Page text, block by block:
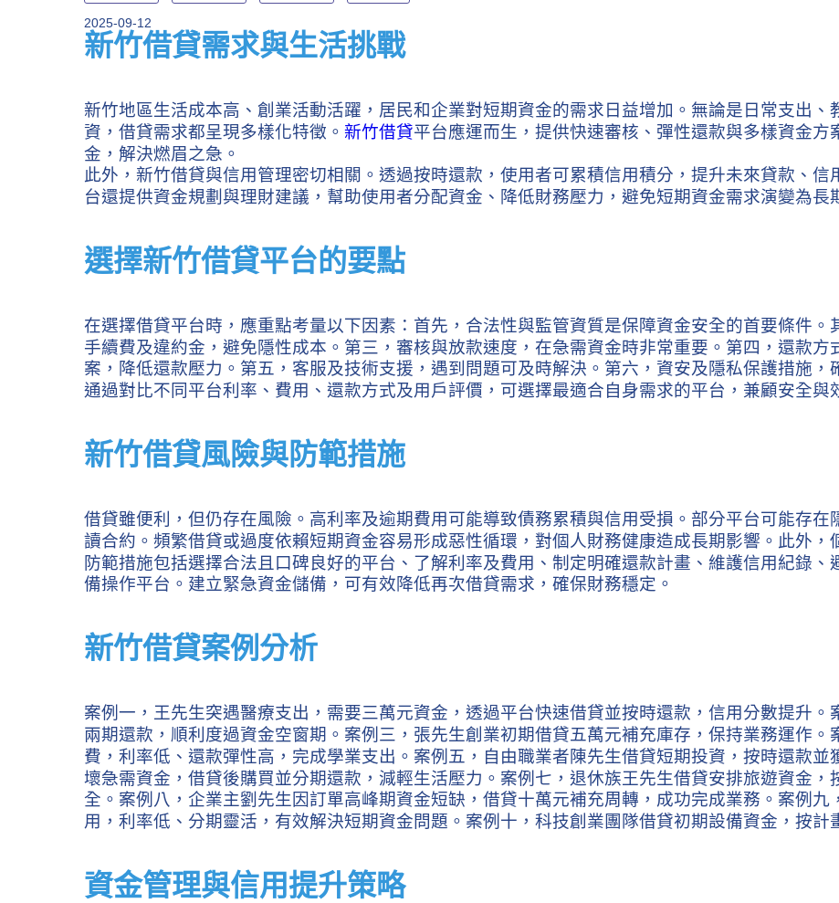
2025-09-12
新竹借貸需求與生活挑戰
新竹地區生活成本高、創業活動活躍，居民和企業對短期資金的需求日益增加。無論是日常支出
資，借貸需求都呈現多樣化特徵。 新竹借貸平台應運而生，提供快速審核、彈性還款與多樣資金
金，解決燃眉之急。
此外，新竹借貸與信用管理密切相關。透過按時還款，使用者可累積信用積分，提升未來貸款、
台還提供資金規劃與理財建議，幫助使用者分配資金、降低財務壓力，避免短期資金需求演變為長
選擇新竹借貸平台的要點
在選擇借貸平台時，應重點考量以下因素：首先，合法性與監管資質是保障資金安全的首要條件。
手續費及違約金，避免隱性成本。第三，審核與放款速度，在急需資金時非常重要。第四，還款
案，降低還款壓力。第五，客服及技術支援，遇到問題可及時解決。第六，資安及隱私保護措施，
通過對比不同平台利率、費用、還款方式及用戶評價，可選擇最適合自身需求的平台，兼顧安全與
新竹借貸風險與防範措施
借貸雖便利，但仍存在風險。高利率及逾期費用可能導致債務累積與信用受損。部分平台可能存在
讀合約。頻繁借貸或過度依賴短期資金容易形成惡性循環，對個人財務健康造成長期影響。此外，
防範措施包括選擇合法且口碑良好的平台、了解利率及費用、制定明確還款計畫、維護信用紀錄
備操作平台。建立緊急資金儲備，可有效降低再次借貸需求，確保財務穩定。
新竹借貸案例分析
案例一，王先生突遇醫療支出，需要三萬元資金，透過平台快速借貸並按時還款，信用分數提升
兩期還款，順利度過資金空窗期。案例三，張先生創業初期借貸五萬元補充庫存，保持業務運作
費，利率低、還款彈性高，完成學業支出。案例五，自由職業者陳先生借貸短期投資，按時還款
壞急需資金，借貸後購買並分期還款，減輕生活壓力。案例七，退休族王先生借貸安排旅遊資金
全。案例八，企業主劉先生因訂單高峰期資金短缺，借貸十萬元補充周轉，成功完成業務。案例
用，利率低、分期靈活，有效解決短期資金問題。案例十，科技創業團隊借貸初期設備資金，按計
資金管理與信用提升策略